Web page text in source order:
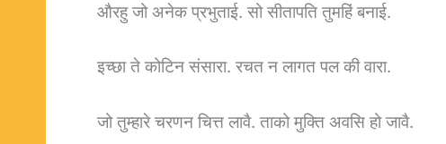
औरहु जो अनेक प्रभुताई. सो सीतापति तुमहिं बनाई.
इच्छा ते कोटिन संसारा. रचत न लागत पल की वारा.
जो तुम्हारे चरणन चित्त लावै. ताको मुक्ति अवसि हो जावै.